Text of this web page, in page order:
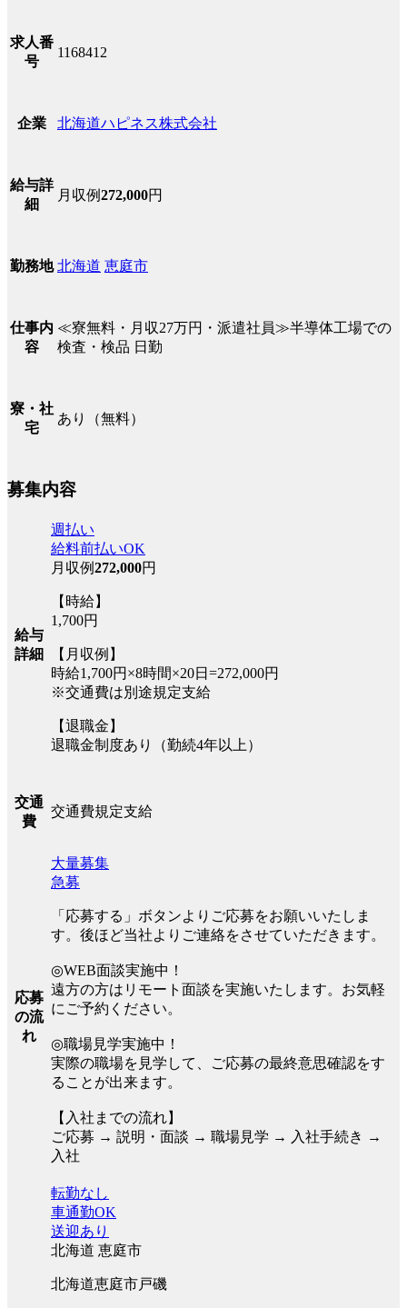
求人番
号
1168412
企業 北海道ハピネス株式会社
給与詳
細
月収例272,000円
勤務地 北海道 恵庭市
仕事内
容
≪寮無料・月収27万円・派遣社員≫半導体工場での
検査・検品 日勤
寮・社
宅
あり（無料）
募集内容
給与
詳細
週払い
給料前払いOK
月収例272,000円
【時給】
1,700円
【月収例】
時給1,700円×8時間×20日=272,000円
※交通費は別途規定支給
【退職金】
退職金制度あり（勤続4年以上）
交通
費
交通費規定支給
応募
の流
れ
大量募集
急募
「応募する」ボタンよりご応募をお願いいたしま
す。後ほど当社よりご連絡をさせていただきます。
◎WEB面談実施中！
遠方の方はリモート面談を実施いたします。お気軽
にご予約ください。
◎職場見学実施中！
実際の職場を見学して、ご応募の最終意思確認をす
ることが出来ます。
【入社までの流れ】
ご応募 → 説明・面談 → 職場見学 → 入社手続き →
入社
転勤なし
車通勤OK
送迎あり
北海道 恵庭市
北海道恵庭市戸磯